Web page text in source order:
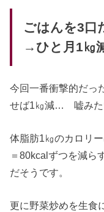
ごはんを3口
→ひと月1㎏
今回一番衝撃的だっ
せば1㎏減… 嘘みた
体脂肪1㎏のカロリ
＝80kcalずつを減ら
だそうです。
更に野菜炒めを生食